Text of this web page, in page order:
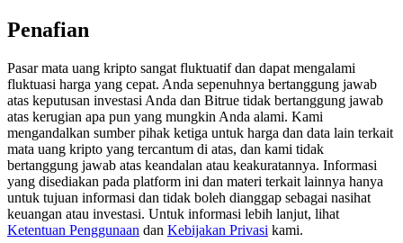
Share 500000 CASHCAT prize pool
Exclusive for BitMart Users
Register & Trade to Win 500,000 USDT
Precious Metals Trading Carnival
Trade Gold & Silver · 33,333 USDT Bonus
Penafian
Pasar mata uang kripto sangat fluktuatif dan dapat mengalami
fluktuasi harga yang cepat. Anda sepenuhnya bertanggung jawab
atas keputusan investasi Anda dan Bitrue tidak bertanggung jawab
atas kerugian apa pun yang mungkin Anda alami. Kami
mengandalkan sumber pihak ketiga untuk harga dan data lain terkait
mata uang kripto yang tercantum di atas, dan kami tidak
bertanggung jawab atas keandalan atau keakuratannya. Informasi
yang disediakan pada platform ini dan materi terkait lainnya hanya
untuk tujuan informasi dan tidak boleh dianggap sebagai nasihat
keuangan atau investasi. Untuk informasi lebih lanjut, lihat
Ketentuan Penggunaan dan Kebijakan Privasi kami.